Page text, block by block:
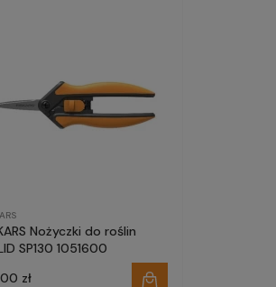
Nożyczki do roślin
SP130 1051600
zł